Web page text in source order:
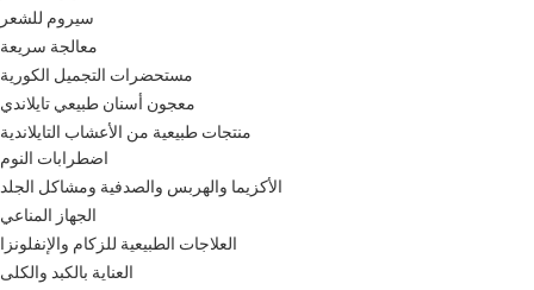
سيروم للشعر
معالجة سريعة
مستحضرات التجميل الكورية
معجون أسنان طبيعي تايلاندي
منتجات طبيعية من الأعشاب التايلاندية
اضطرابات النوم
الأكزيما والهربس والصدفية ومشاكل الجلد
الجهاز المناعي
العلاجات الطبيعية للزكام والإنفلونزا
العناية بالكبد والكلى